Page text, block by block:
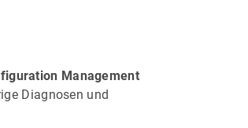
Management
Diagnosen und